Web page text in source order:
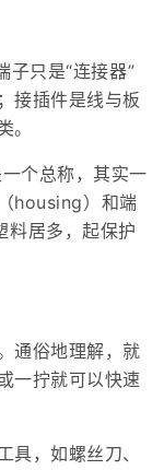
只是“连接器”
接插件是线与板
。
个总称，其实一
housing）和端
居多，起保护
通俗地理解，就
一拧就可以快速
具，如螺丝刀、